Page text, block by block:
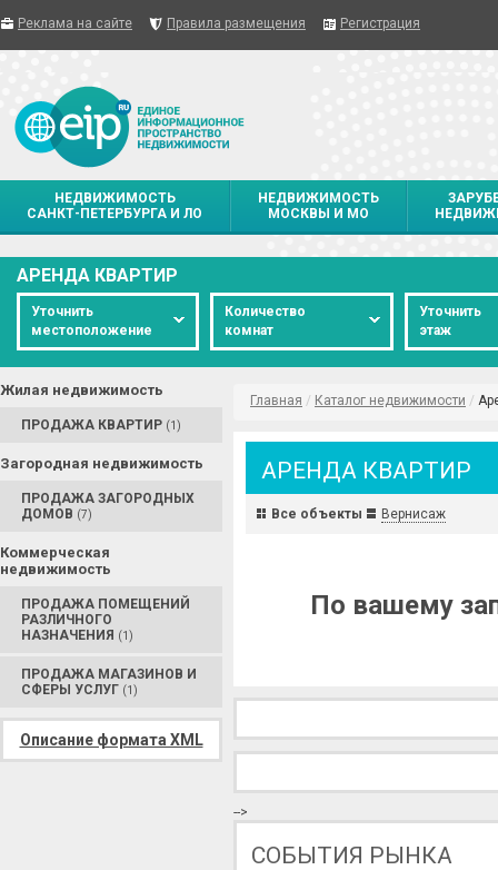
Реклама на сайте Правила размещения Регистрация
НЕДВИЖИМОСТЬ
САНКТ-ПЕТЕРБУРГА И ЛО
НЕДВИЖИМОСТЬ
МОСКВЫ И МО
АРЕНДА КВАРТИР
Уточнить
местоположение
Количество
комнат
Уточнить
этаж
Жилая недвижимость
ПРОДАЖА КВАРТИР (1)
Загородная недвижимость
ПРОДАЖА ЗАГОРОДНЫХ
ДОМОВ (7)
Коммерческая
недвижимость
ПРОДАЖА ПОМЕЩЕНИЙ
РАЗЛИЧНОГО
НАЗНАЧЕНИЯ (1)
ПРОДАЖА МАГАЗИНОВ И
СФЕРЫ УСЛУГ (1)
Описание формата XML
Главная / Каталог недвижимости /
АРЕНДА КВАРТИР
Все объекты Вернисаж
По вашему
-->
СОБЫТИЯ РЫНКА